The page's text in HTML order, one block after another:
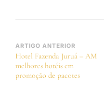
Navegação
de
post
ARTIGO ANTERIOR
Hotel Fazenda Juruá – AM
melhores hotéis em
promoção de pacotes